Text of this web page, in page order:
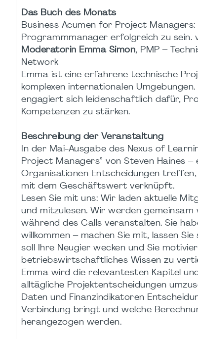
Das Buch des Monats
Business Acumen for Project
Programmmanager erfolgreich zu sein.
Moderatorin Emma Simon, PMP –
Network
Emma ist eine erfahrene technische
komplexen internationalen
engagiert sich leidenschaftlich dafür,
Kompetenzen zu stärken.
Beschreibung der Veranstaltung
In der Mai-Ausgabe des Nexus of
Project Managers” von Steven Haines
Organisationen Entscheidungen
mit dem Geschäftswert verknüpft.
Lesen Sie mit uns: Wir laden aktuelle
und mitzulesen. Wir werden
während des Calls veranstalten. Sie
willkommen – machen Sie mit, lassen
soll Ihre Neugier wecken und Sie
betriebswirtschaftliches Wissen zu
Emma wird die relevantesten Kapitel
alltägliche Projektentscheidungen
Daten und Finanzindikatoren
Verbindung bringt und welche
herangezogen werden.